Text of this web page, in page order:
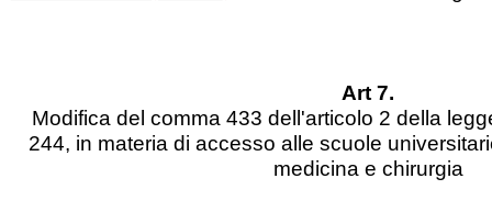
Art 7.
Modifica del comma 433 dell'articolo 2 della
244, in materia di accesso alle scuole
medicina e chirurgia